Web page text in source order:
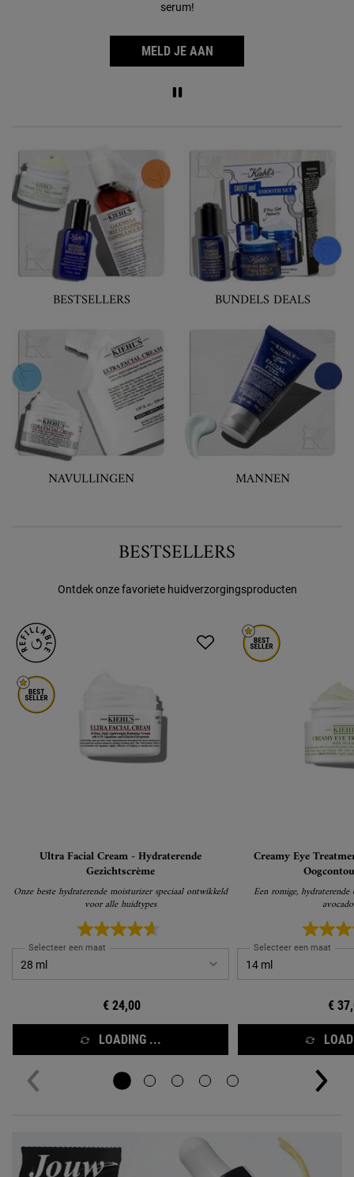
serum!
MELD JE AAN
BESTSELLERS BUNDELS DEALS
NAVULLINGEN MANNEN
BESTSELLERS
Ontdek onze favoriete huidverzorgingsproducten
Ultra Facial Cream - Hydraterende
Gezichtscrème
Onze beste hydraterende moisturizer speciaal ontwikkeld
voor alle huidtypes
Selecteer een maat
€ 24,00
LOADING ...
Creamy Eye
Een romige,
Selecteer een maat
€